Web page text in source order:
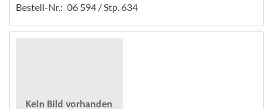
Bestell-Nr.: 06 594 / Stp. 634